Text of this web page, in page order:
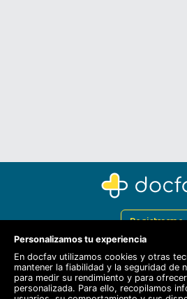
Registrarme
Docfav
Recursos
Personalizamos tu experiencia
En docfav utilizamos cookies y otras
mantener la fiabilidad y la seguridad de
para medir su rendimiento y para
personalizada. Para ello, recopilamos